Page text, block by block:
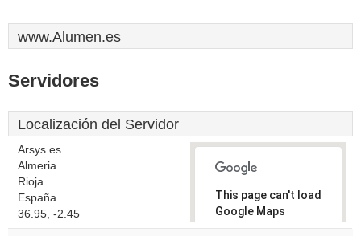
www.Alumen.es
Servidores
Localización del Servidor
Arsys.es
Almeria
Rioja
España
36.95, -2.45
This page can't load
Google Maps
correctly.